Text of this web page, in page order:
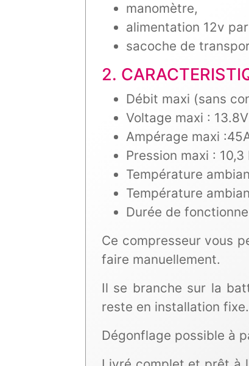
manomètre,
alimentation 12v
sacoche de
2.
Débit maxi (sans
Voltage maxi : 13.8V
Ampérage maxi
Pression maxi : 10,3
Température
Température
Durée de
Ce compresseur vous
faire manuellement.
Il se branche sur la
reste en installation
Dégonflage possible à